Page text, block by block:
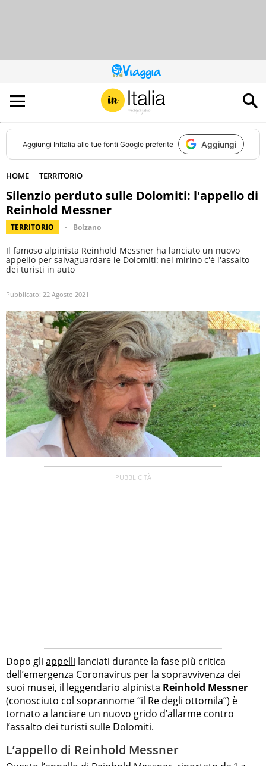
QUESTO
SITO
CONTRIBUISCE
ALL’AUDIENCE
DI
Aggiungi InItalia alle tue fonti Google preferite Aggiungi
HOME TERRITORIO
Silenzio perduto sulle Dolomiti: l'appello di
Reinhold Messner
TERRITORIO Bolzano
Il famoso alpinista Reinhold Messner ha lanciato un nuovo
appello per salvaguardare le Dolomiti: nel mirino c'è l'assalto
dei turisti in auto
Pubblicato: 22 Agosto 2021
Dopo gli appelli lanciati durante la fase più critica
dell’emergenza Coronavirus per la sopravvivenza dei
suoi musei, il leggendario alpinista Reinhold Messner
(conosciuto col soprannome “il Re degli ottomila”) è
tornato a lanciare un nuovo grido d’allarme contro
l’assalto dei turisti sulle Dolomiti.
L’appello di Reinhold Messner